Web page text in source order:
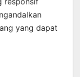
yang dapat